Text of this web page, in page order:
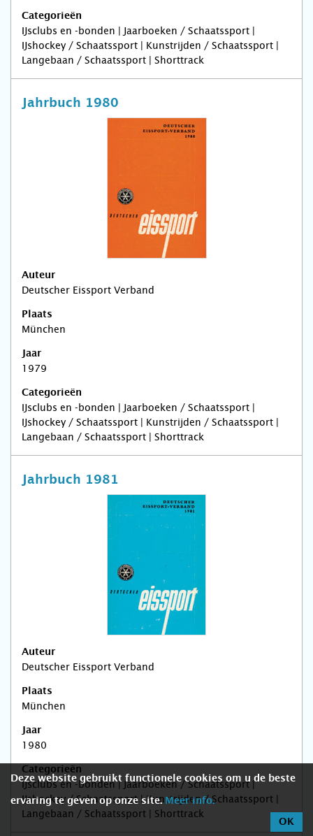
Categorieën
IJsclubs en -bonden | Jaarboeken / Schaatssport |
IJshockey / Schaatssport | Kunstrijden / Schaatssport |
Langebaan / Schaatssport | Shorttrack
Jahrbuch 1980
Auteur
Deutscher Eissport Verband
Plaats
München
Jaar
1979
Categorieën
IJsclubs en -bonden | Jaarboeken / Schaatssport |
IJshockey / Schaatssport | Kunstrijden / Schaatssport |
Langebaan / Schaatssport | Shorttrack
Jahrbuch 1981
Auteur
Deutscher Eissport Verband
Plaats
München
Jaar
1980
Categorieën
IJsclubs en -bonden | Jaarboeken / Schaatssport |
IJshockey / Schaatssport | Kunstrijden / Schaatssport |
Langebaan / Schaatssport | Shorttrack
Deze website gebruikt functionele cookies om u de beste
ervaring te geven op onze site. Meer info.
OK